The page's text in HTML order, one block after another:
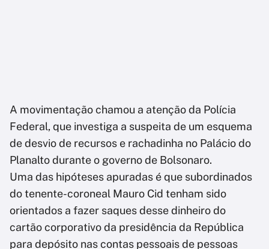
A movimentação chamou a atenção da Polícia
Federal, que investiga a suspeita de um esquema
de desvio de recursos e rachadinha no Palácio do
Planalto durante o governo de Bolsonaro.
Uma das hipóteses apuradas é que subordinados
do tenente-coroneal Mauro Cid tenham sido
orientados a fazer saques desse dinheiro do
cartão corporativo da presidência da República
para depósito nas contas pessoais de pessoas